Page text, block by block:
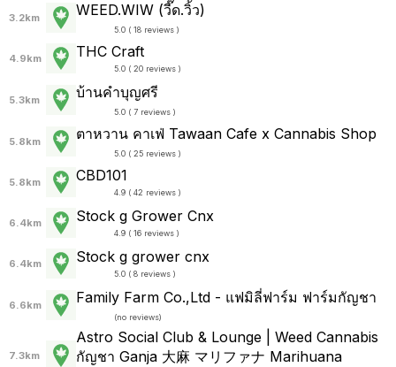
3.2km WEED.WIW (วี๊ด.วิ้ว)
5.0 ( 18 reviews )
4.9km THC Craft
5.0 ( 20 reviews )
5.3km บ้านคำบุญศรี
5.0 ( 7 reviews )
5.8km ตาหวาน คาเฟ่ Tawaan Cafe x Cannabis Shop
5.0 ( 25 reviews )
5.8km CBD101
4.9 ( 42 reviews )
6.4km Stock g Grower Cnx
4.9 ( 16 reviews )
6.4km Stock g grower cnx
5.0 ( 8 reviews )
6.6km Family Farm Co.,Ltd - แฟมิลี่ฟาร์ม ฟาร์มกัญชา
(no reviews)
7.3km
Astro Social Club & Lounge | Weed Cannabis
กัญชา Ganja 大麻 マリファナ Marihuana